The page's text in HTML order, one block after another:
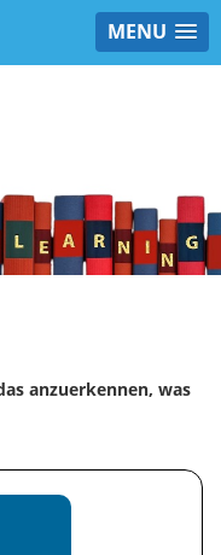
MENU
anzuerkennen, was